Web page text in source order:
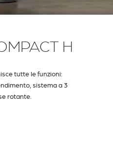
H
tutte le funzioni:
sistema a 3
rotante.